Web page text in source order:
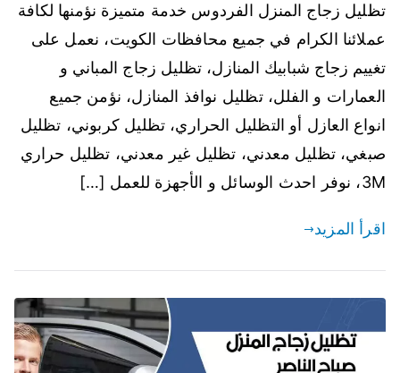
تظليل زجاج المنزل الفردوس خدمة متميزة نؤمنها لكافة
عملائنا الكرام في جميع محافظات الكويت، نعمل على
تغييم زجاج شبابيك المنازل، تظليل زجاج المباني و
العمارات و الفلل، تظليل نوافذ المنازل، نؤمن جميع
انواع العازل أو التظليل الحراري، تظليل كربوني، تظليل
صبغي، تظليل معدني، تظليل غير معدني، تظليل حراري
3M، نوفر احدث الوسائل و الأجهزة للعمل […]
اقرأ المزيد